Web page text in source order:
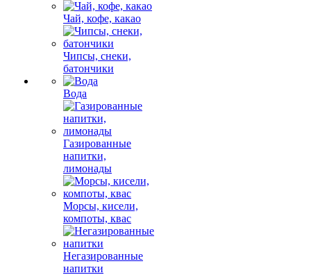
Чай, кофе, какао
Чипсы, снеки,
батончики
Вода
Газированные
напитки,
лимонады
Морсы, кисели,
компоты, квас
Негазированные
напитки